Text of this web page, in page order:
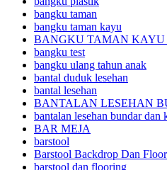
bangku taman
bangku taman kayu
BANGKU TAMAN
bangku test
bangku ulang tahun anak
bantal duduk lesehan
bantal lesehan
BANTALAN LESEHAN
bantalan lesehan bundar dan
BAR MEJA
barstool
Barstool Backdrop Dan
barstool dan flooring